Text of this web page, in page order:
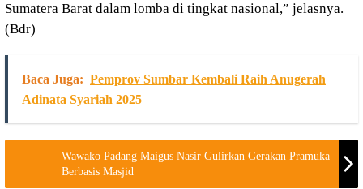
Sumatera Barat dalam lomba di tingkat nasional,” jelasnya.
(Bdr)
Baca Juga: Pemprov Sumbar Kembali Raih Anugerah
Adinata Syariah 2025
Wawako Padang Maigus Nasir Gulirkan Gerakan Pramuka
Berbasis Masjid